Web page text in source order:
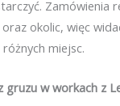
Zamówienia
okolic, więc
miejsc.
gruzu w workach z